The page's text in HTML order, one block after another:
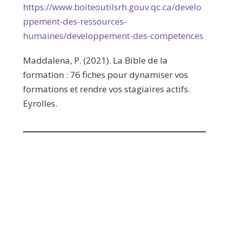
https://www.boiteoutilsrh.gouv.qc.ca/develo
ppement-des-ressources-
humaines/developpement-des-competences
Maddalena, P. (2021). La Bible de la
formation : 76 fiches pour dynamiser vos
formations et rendre vos stagiaires actifs.
Eyrolles.